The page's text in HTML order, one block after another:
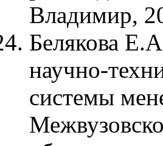
Владимир,
Белякова
научно-
системы